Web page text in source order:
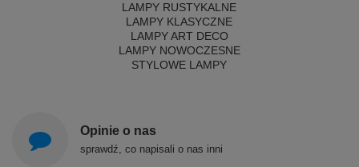
LAMPY RUSTYKALNE
LAMPY KLASYCZNE
LAMPY ART DECO
LAMPY NOWOCZESNE
STYLOWE LAMPY
Opinie o nas
sprawdź, co napisali o nas inni